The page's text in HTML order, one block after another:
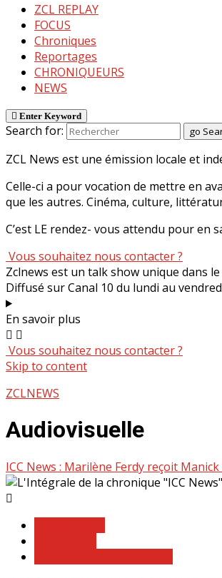
ZCL REPLAY
FOCUS
Chroniques
Reportages
CHRONIQUEURS
NEWS
Enter Keyword
Search for: go
ZCL News est une émission locale et
Celle-ci a pour vocation de mettre en
que les autres. Cinéma, culture,
C’est LE rendez- vous attendu pour en
Vous souhaitez nous contacter ?
Zclnews est un talk show unique dans
Diffusé sur Canal 10 du lundi au
En savoir plus
Vous souhaitez nous contacter ?
Skip to content
ZCLNEWS
Audiovisuelle
ICC News : Marilène Ferdy reçoit